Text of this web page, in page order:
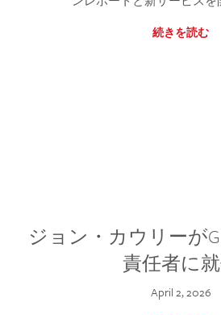
続きを読む
ジョン・カウリーが
責任者に
April 2, 2026